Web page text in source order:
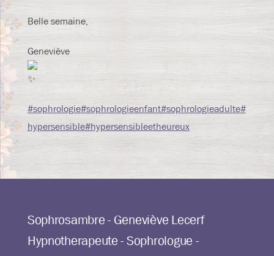
Belle semaine,
Geneviève
#sophrologie#sophrologieenfant#sophrologieadulte#
hypersensible#hypersensibleetheureux
Sophrosambre - Geneviève Lecerf
Hypnotherapeute - Sophrologue -